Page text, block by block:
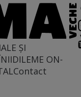
ȘI
DILEME ON-
Contact